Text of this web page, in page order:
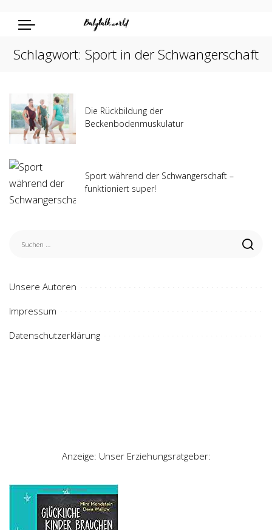
Schlagwort: Sport in der Schwangerschaft
Die Rückbildung der
Beckenbodenmuskulatur
Sport während der Schwangerschaft –
funktioniert super!
Unsere Autoren
Impressum
Datenschutzerklärung
Anzeige: Unser Erziehungsratgeber: